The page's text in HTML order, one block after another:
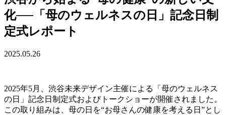
化──「母のウェルネスの日」記念日制
定式レポート
2025.05.26
2025年5月、渋谷未来デザイン主催による「母のウェルネス
の日」記念日制定式およびトークショーが開催されました。
この取り組みは、母の日を“お母さんの健康を考える日”とし